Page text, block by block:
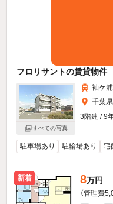
フロリサントの賃貸物件
すべての写真
袖ケ
千葉
3階建 / 9
駐車場あり 駐輪場あり 宅
新着 8万円
（管理費